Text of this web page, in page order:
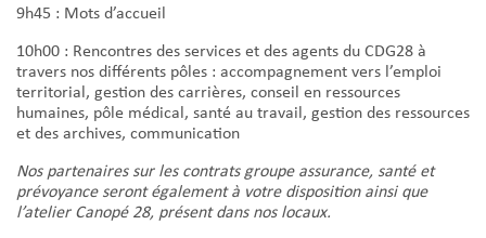
9h45 : Mots d’accueil
10h00 : Rencontres des services et des agents du CDG28 à
travers nos différents pôles : accompagnement vers l’emploi
territorial, gestion des carrières, conseil en ressources
humaines, pôle médical, santé au travail, gestion des ressources
et des archives, communication
Nos partenaires sur les contrats groupe assurance, santé et
prévoyance seront également à votre disposition ainsi que
l’atelier Canopé 28, présent dans nos locaux.